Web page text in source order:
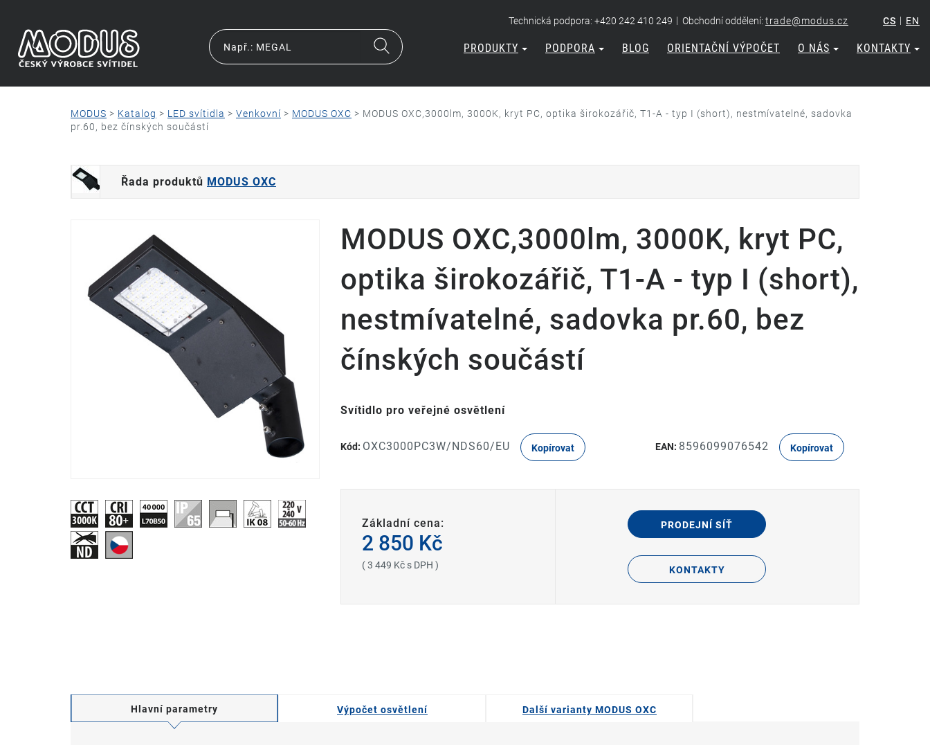
Technická podpora: +420 242 410 249 | Obchodní oddělení: trade@modus.cz CS | EN
PRODUKTY PODPORA BLOG ORIENTAČNÍ VÝPOČET O NÁS KONTAKTY
MODUS > Katalog > LED svítidla > Venkovní > MODUS OXC > MODUS OXC,3000lm, 3000K, kryt PC, optika širokozářič, T1-A - typ I (short), nestmívatelné, sadovka
pr.60, bez čínských součástí
Řada produktů MODUS OXC
MODUS OXC,3000lm, 3000K, kryt PC,
optika širokozářič, T1-A - typ I (short),
nestmívatelné, sadovka pr.60, bez
čínských součástí
Svítidlo pro veřejné osvětlení
Kód: OXC3000PC3W/NDS60/EU Kopírovat EAN: 8596099076542 Kopírovat
Základní cena:
2 850 Kč
( 3 449 Kč s DPH )
PRODEJNÍ SÍŤ
KONTAKTY
Hlavní parametry Výpočet osvětlení Další varianty MODUS OXC